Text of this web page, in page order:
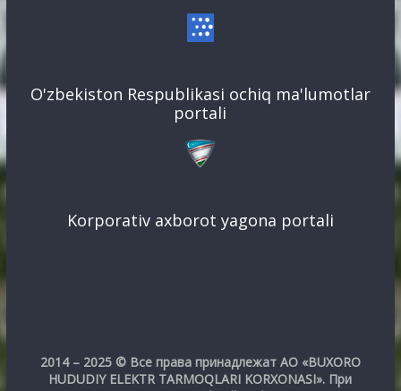
O'zbekiston Respublikasi ochiq ma'lumotlar
portali
Korporativ axborot yagona portali
2014 – 2025 © Все права принадлежат АО «BUXORO
HUDUDIY ELEKTR TARMOQLARI KORXONASI». При